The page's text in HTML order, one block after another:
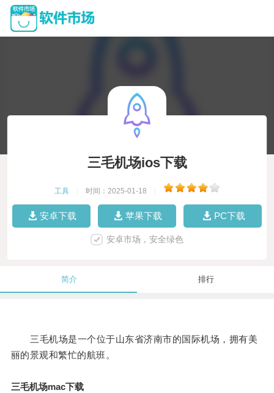
三毛机场ios下载
工具 时间：2025-01-18
安卓下载 苹果下载 PC下载
安卓市场，安全绿色
简介 排行
三毛机场是一个位于山东省济南市的国际机场，拥有美
丽的景观和繁忙的航班。
三毛机场mac下载